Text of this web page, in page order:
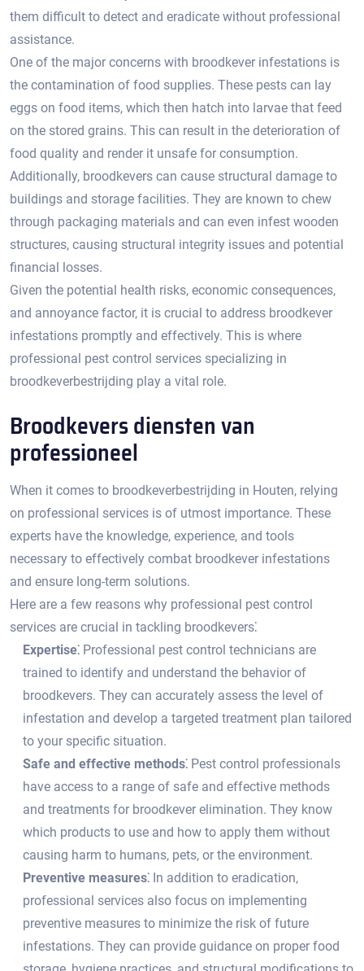
them difficult to detect and eradicate without professional
assistance.​
One of the major concerns with broodkever infestations is
the contamination of food supplies.​ These pests can lay
eggs on food items, which then hatch into larvae that feed
on the stored grains.​ This can result in the deterioration of
food quality and render it unsafe for consumption.​
Additionally, broodkevers can cause structural damage to
buildings and storage facilities.​ They are known to chew
through packaging materials and can even infest wooden
structures, causing structural integrity issues and potential
financial losses.​
Given the potential health risks, economic consequences,
and annoyance factor, it is crucial to address broodkever
infestations promptly and effectively.​ This is where
professional pest control services specializing in
broodkeverbestrijding play a vital role.​
Broodkevers diensten van
professioneel
When it comes to broodkeverbestrijding in Houten, relying
on professional services is of utmost importance.​ These
experts have the knowledge, experience, and tools
necessary to effectively combat broodkever infestations
and ensure long-term solutions.​
Here are a few reasons why professional pest control
services are crucial in tackling broodkevers⁚
Expertise⁚ Professional pest control technicians are
trained to identify and understand the behavior of
broodkevers. They can accurately assess the level of
infestation and develop a targeted treatment plan tailored
to your specific situation.​
Safe and effective methods⁚ Pest control professionals
have access to a range of safe and effective methods
and treatments for broodkever elimination.​ They know
which products to use and how to apply them without
causing harm to humans, pets, or the environment.​
Preventive measures⁚ In addition to eradication,
professional services also focus on implementing
preventive measures to minimize the risk of future
infestations.​ They can provide guidance on proper food